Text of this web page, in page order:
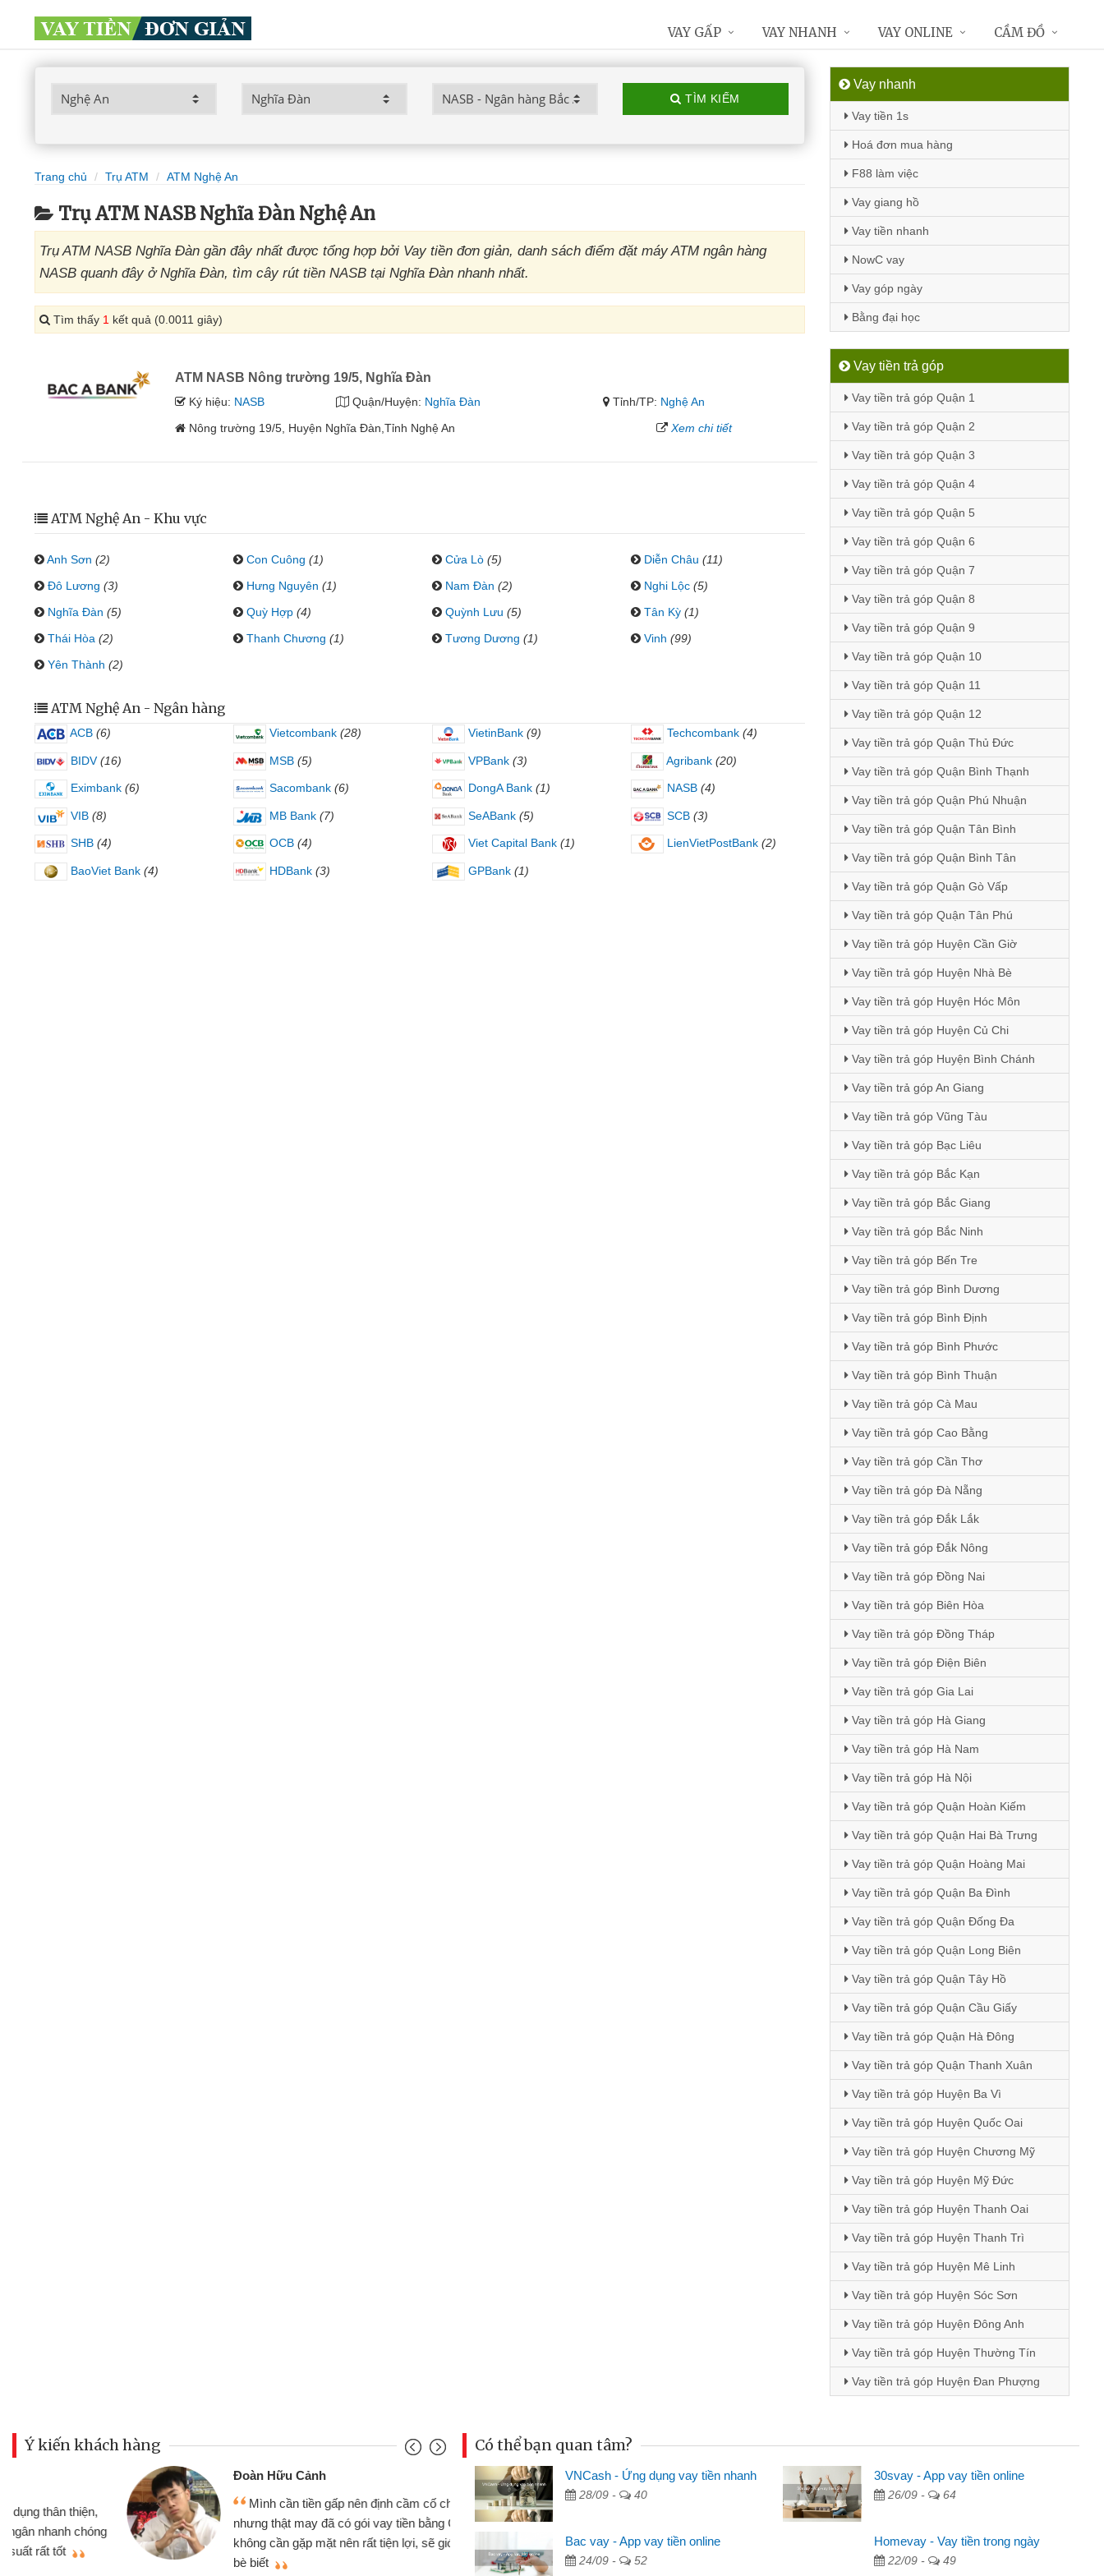
TÌM KIẾM
Trang chủ Trụ ATM ATM Nghệ An
Trụ ATM NASB Nghĩa Đàn Nghệ An
Trụ ATM NASB Nghĩa Đàn gần đây nhất được tổng hợp bởi Vay tiền đơn giản, danh sách điểm đặt máy ATM ngân hàng
NASB quanh đây ở Nghĩa Đàn, tìm cây rút tiền NASB tại Nghĩa Đàn nhanh nhất.
Tìm thấy 1 kết quả (0.0011 giây)
ATM NASB Nông trường 19/5, Nghĩa Đàn
Ký hiệu: NASB Quận/Huyện: Nghĩa Đàn Tỉnh/TP: Nghệ An
Nông trường 19/5, Huyện Nghĩa Đàn,Tỉnh Nghệ An
Xem chi tiết
ATM Nghệ An - Khu vực
Anh Sơn (2) Con Cuông (1) Cửa Lò (5) Diễn Châu (11)
Đô Lương (3) Hưng Nguyên (1) Nam Đàn (2) Nghi Lộc (5)
Nghĩa Đàn (5) Quỳ Hợp (4) Quỳnh Lưu (5) Tân Kỳ (1)
Thái Hòa (2) Thanh Chương (1) Tương Dương (1) Vinh (99)
Yên Thành (2)
ATM Nghệ An - Ngân hàng
ACB (6) Vietcombank (28) VietinBank (9) Techcombank (4)
BIDV (16) MSB (5) VPBank (3) Agribank (20)
Eximbank (6) Sacombank (6) DongA Bank (1) NASB (4)
VIB (8) MB Bank (7) SeABank (5) SCB (3)
SHB (4) OCB (4) Viet Capital Bank (1) LienVietPostBank (2)
BaoViet Bank (4) HDBank (3) GPBank (1)
Vay nhanh
Vay tiền 1s
Hoá đơn mua hàng
F88 làm việc
Vay giang hồ
Vay tiền nhanh
NowC vay
Vay góp ngày
Bằng đại học
Vay tiền trả góp
Vay tiền trả góp Quận 1
Vay tiền trả góp Quận 2
Vay tiền trả góp Quận 3
Vay tiền trả góp Quận 4
Vay tiền trả góp Quận 5
Vay tiền trả góp Quận 6
Vay tiền trả góp Quận 7
Vay tiền trả góp Quận 8
Vay tiền trả góp Quận 9
Vay tiền trả góp Quận 10
Vay tiền trả góp Quận 11
Vay tiền trả góp Quận 12
Vay tiền trả góp Quận Thủ Đức
Vay tiền trả góp Quận Bình Thạnh
Vay tiền trả góp Quận Phú Nhuận
Vay tiền trả góp Quận Tân Bình
Vay tiền trả góp Quận Bình Tân
Vay tiền trả góp Quận Gò Vấp
Vay tiền trả góp Quận Tân Phú
Vay tiền trả góp Huyện Cần Giờ
Vay tiền trả góp Huyện Nhà Bè
Vay tiền trả góp Huyện Hóc Môn
Vay tiền trả góp Huyện Củ Chi
Vay tiền trả góp Huyện Bình Chánh
Vay tiền trả góp An Giang
Vay tiền trả góp Vũng Tàu
Vay tiền trả góp Bạc Liêu
Vay tiền trả góp Bắc Kạn
Vay tiền trả góp Bắc Giang
Vay tiền trả góp Bắc Ninh
Vay tiền trả góp Bến Tre
Vay tiền trả góp Bình Dương
Vay tiền trả góp Bình Định
Vay tiền trả góp Bình Phước
Vay tiền trả góp Bình Thuận
Vay tiền trả góp Cà Mau
Vay tiền trả góp Cao Bằng
Vay tiền trả góp Cần Thơ
Vay tiền trả góp Đà Nẵng
Vay tiền trả góp Đắk Lắk
Vay tiền trả góp Đắk Nông
Vay tiền trả góp Đồng Nai
Vay tiền trả góp Biên Hòa
Vay tiền trả góp Đồng Tháp
Vay tiền trả góp Điện Biên
Vay tiền trả góp Gia Lai
Vay tiền trả góp Hà Giang
Vay tiền trả góp Hà Nam
Vay tiền trả góp Hà Nội
Vay tiền trả góp Quận Hoàn Kiếm
Vay tiền trả góp Quận Hai Bà Trưng
Vay tiền trả góp Quận Hoàng Mai
Vay tiền trả góp Quận Ba Đình
Vay tiền trả góp Quận Đống Đa
Vay tiền trả góp Quận Long Biên
Vay tiền trả góp Quận Tây Hồ
Vay tiền trả góp Quận Cầu Giấy
Vay tiền trả góp Quận Hà Đông
Vay tiền trả góp Quận Thanh Xuân
Vay tiền trả góp Huyện Ba Vì
Vay tiền trả góp Huyện Quốc Oai
Vay tiền trả góp Huyện Chương Mỹ
Vay tiền trả góp Huyện Mỹ Đức
Vay tiền trả góp Huyện Thanh Oai
Vay tiền trả góp Huyện Thanh Trì
Vay tiền trả góp Huyện Mê Linh
Vay tiền trả góp Huyện Sóc Sơn
Vay tiền trả góp Huyện Đông Anh
Vay tiền trả góp Huyện Thường Tín
Vay tiền trả góp Huyện Đan Phượng
VAY GẤP VAY NHANH VAY ONLINE CẦM ĐỒ
Ý kiến khách hàng
Đoàn Hữu Cảnh
Mình cần tiền gấp nên định cầm cố chiếc xe wave
nhưng thật may đã có gói vay tiền bằng CMND online
không cần gặp mặt nên rất tiện lợi, sẽ giới thiệu cho bạn
bè biết
Mai Lan - Sinh viên
Tôi biết đến thông qua quảng cáo trên facebook. Tôi là
sinh viên nên cần đóng tiền nhà, sinh nhật bạn bè, mà đọc
thấy thủ tục nhanh gọn nên tôi quyết định vay
Có thể bạn quan tâm?
VNCash - Ứng dụng vay tiền nhanh
28/09 - 40
30svay - App vay tiền online
26/09 - 64
Bac vay - App vay tiền online
24/09 - 52
Homevay - Vay tiền trong ngày
22/09 - 49